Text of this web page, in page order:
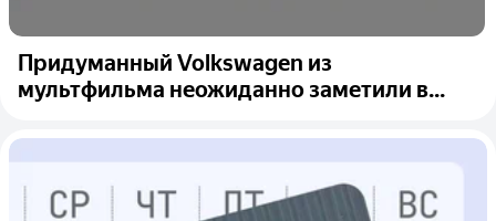
Придуманный Volkswagen из
мультфильма неожиданно заметили в...